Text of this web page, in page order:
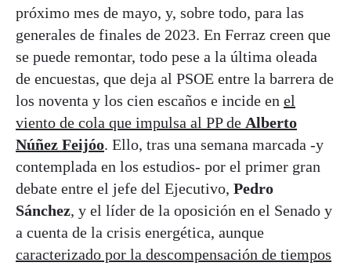
próximo mes de mayo, y, sobre todo, para las
generales de finales de 2023. En Ferraz creen que
se puede remontar, todo pese a la última oleada
de encuestas, que deja al PSOE entre la barrera de
los noventa y los cien escaños e incide en el
viento de cola que impulsa al PP de Alberto
Núñez Feijóo. Ello, tras una semana marcada -y
contemplada en los estudios- por el primer gran
debate entre el jefe del Ejecutivo, Pedro
Sánchez, y el líder de la oposición en el Senado y
a cuenta de la crisis energética, aunque
caracterizado por la descompensación de tiempos